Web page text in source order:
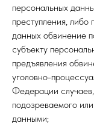
персональных
преступления,
данных обвинение
субъекту
предъявления
уголовно-
Федерации
подозреваемого
данными;